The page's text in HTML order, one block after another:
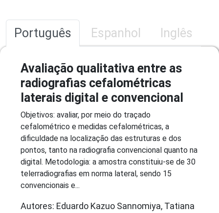
Português Espanhol Inglês
Avaliação qualitativa entre as
radiografias cefalométricas
laterais digital e convencional
Objetivos: avaliar, por meio do traçado
cefalométrico e medidas cefalométricas, a
dificuldade na localização das estruturas e dos
pontos, tanto na radiografia convencional quanto na
digital. Metodologia: a amostra constituiu-se de 30
telerradiografias em norma lateral, sendo 15
convencionais e...
Autores: Eduardo Kazuo Sannomiya, Tatiana